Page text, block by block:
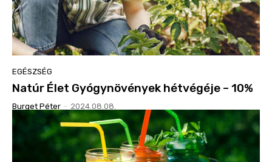
EGÉSZSÉG
Natúr Élet Gyógynövények hétvégéje – 10%
Burget Péter - 2024.08.08.